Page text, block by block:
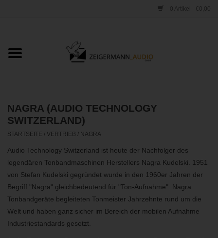
0 Artikel - €0,00
Startseite
VERTRIEB
STUDIO
KONTAKT
NAGRA (AUDIO TECHNOLOGY
SWITZERLAND)
STARTSEITE /VERTRIEB / NAGRA
Audio Technology Switzerland ist heute der Nachfolger des
legendären Tonbandmaschinen Herstellers Nagra Kudelski. 1951
von Stefan Kudelski gegründet wurde in den 1960er Jahren der
Begriff "Nagra" gleichbedeutend für "Ton-Aufnahme". Nagra
Tonbandgeräte begleiteten Tonmeister Jahrzehnte rund um die
Welt und haben ganz sicher im Bereich der mobilen Aufnahme
Industriestandards gesetzt.